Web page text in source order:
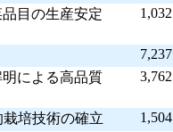
目の生産安定
1,032
7,237
による高品質
3,762
培技術の確立 1,504